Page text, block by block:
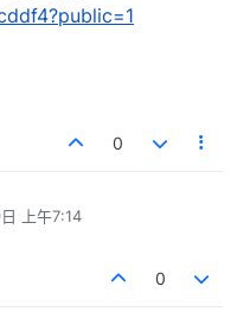
0
上午7:14
0